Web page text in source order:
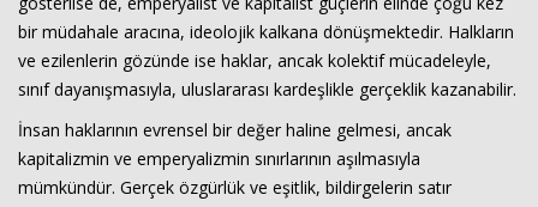
bir müdahale aracına, ideolojik kalkana dönüşmektedir. Halkların
ve ezilenlerin gözünde ise haklar, ancak kolektif mücadeleyle,
sınıf dayanışmasıyla, uluslararası kardeşlikle gerçeklik kazanabilir.
İnsan haklarının evrensel bir değer haline gelmesi, ancak
kapitalizmin ve emperyalizmin sınırlarının aşılmasıyla
mümkündür. Gerçek özgürlük ve eşitlik, bildirgelerin satır